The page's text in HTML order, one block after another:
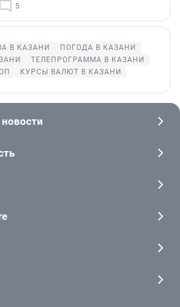
5
В КАЗАНИ
ПОГОДА В КАЗАНИ
ТЕЛЕПРОГРАММА В КАЗАНИ
КУРСЫ ВАЛЮТ В КАЗАНИ